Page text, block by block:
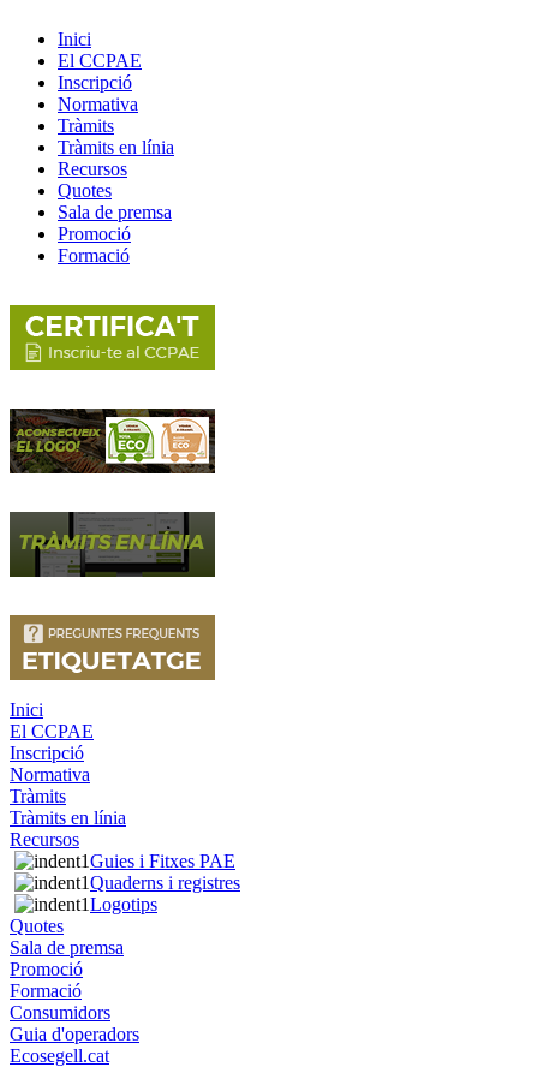
Inici
El CCPAE
Inscripció
Normativa
Tràmits
Tràmits en línia
Recursos
Quotes
Sala de premsa
Promoció
Formació
Inici
El CCPAE
Inscripció
Normativa
Tràmits
Tràmits en línia
Recursos
Guies i Fitxes PAE
Quaderns i registres
Logotips
Quotes
Sala de premsa
Promoció
Formació
Consumidors
Guia d'operadors
Ecosegell.cat